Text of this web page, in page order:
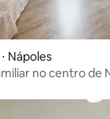
Nápoles
no centro de